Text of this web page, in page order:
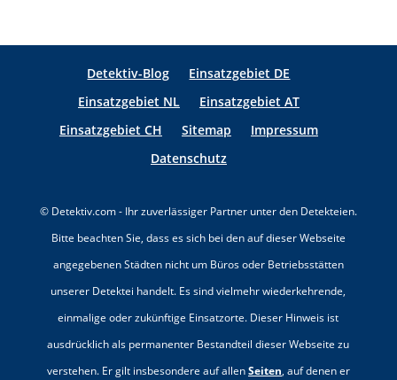
e
.
Detektiv-Blog
Einsatzgebiet DE
Einsatzgebiet NL
Einsatzgebiet AT
Einsatzgebiet CH
Sitemap
Impressum
Datenschutz
© Detektiv.com - Ihr zuverlässiger Partner unter den Detekteien.
Bitte beachten Sie, dass es sich bei den auf dieser Webseite
angegebenen Städten nicht um Büros oder Betriebsstätten
unserer Detektei handelt. Es sind vielmehr wiederkehrende,
einmalige oder zukünftige Einsatzorte. Dieser Hinweis ist
ausdrücklich als permanenter Bestandteil dieser Webseite zu
verstehen. Er gilt insbesondere auf allenSeiten, auf denen er